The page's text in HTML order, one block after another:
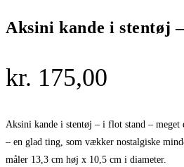
Aksini kande i stentøj
kr. 175,00
Aksini kande i stentøj – i flot stand –
– en glad ting, som vækker nostalgiske
måler 13,3 cm høj x 10,5 cm i diameter.